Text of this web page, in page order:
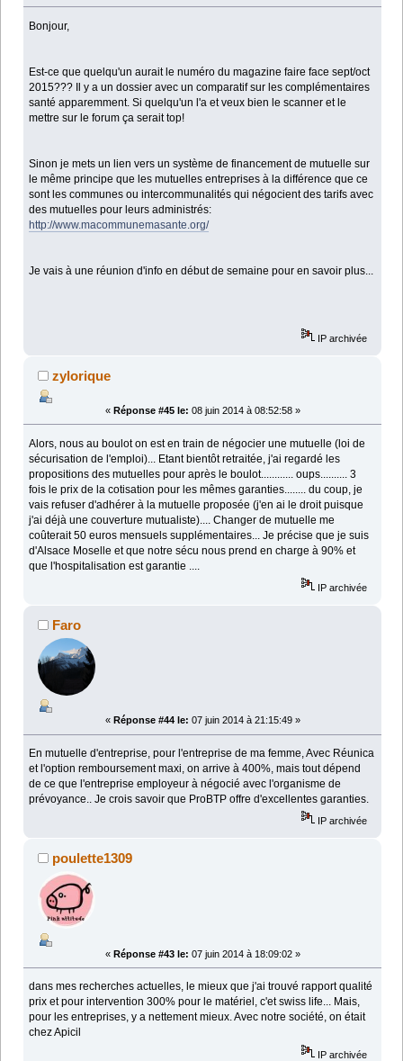
Bonjour,
Est-ce que quelqu'un aurait le numéro du magazine faire face sept/oct
2015??? Il y a un dossier avec un comparatif sur les complémentaires
santé apparemment. Si quelqu'un l'a et veux bien le scanner et le
mettre sur le forum ça serait top!
Sinon je mets un lien vers un système de financement de mutuelle sur
le même principe que les mutuelles entreprises à la différence que ce
sont les communes ou intercommunalités qui négocient des tarifs avec
des mutuelles pour leurs administrés:
http://www.macommunemasante.org/
Je vais à une réunion d'info en début de semaine pour en savoir plus...
IP archivée
zylorique
« Réponse #45 le: 08 juin 2014 à 08:52:58 »
Alors, nous au boulot on est en train de négocier une mutuelle (loi de
sécurisation de l'emploi)... Etant bientôt retraitée, j'ai regardé les
propositions des mutuelles pour après le boulot............ oups.......... 3
fois le prix de la cotisation pour les mêmes garanties........ du coup, je
vais refuser d'adhérer à la mutuelle proposée (j'en ai le droit puisque
j'ai déjà une couverture mutualiste).... Changer de mutuelle me
coûterait 50 euros mensuels supplémentaires... Je précise que je suis
d'Alsace Moselle et que notre sécu nous prend en charge à 90% et
que l'hospitalisation est garantie ....
IP archivée
Faro
« Réponse #44 le: 07 juin 2014 à 21:15:49 »
En mutuelle d'entreprise, pour l'entreprise de ma femme, Avec Réunica
et l'option remboursement maxi, on arrive à 400%, mais tout dépend
de ce que l'entreprise employeur à négocié avec l'organisme de
prévoyance.. Je crois savoir que ProBTP offre d'excellentes garanties.
IP archivée
poulette1309
« Réponse #43 le: 07 juin 2014 à 18:09:02 »
dans mes recherches actuelles, le mieux que j'ai trouvé rapport qualité
prix et pour intervention 300% pour le matériel, c'et swiss life... Mais,
pour les entreprises, y a nettement mieux. Avec notre société, on était
chez Apicil
IP archivée